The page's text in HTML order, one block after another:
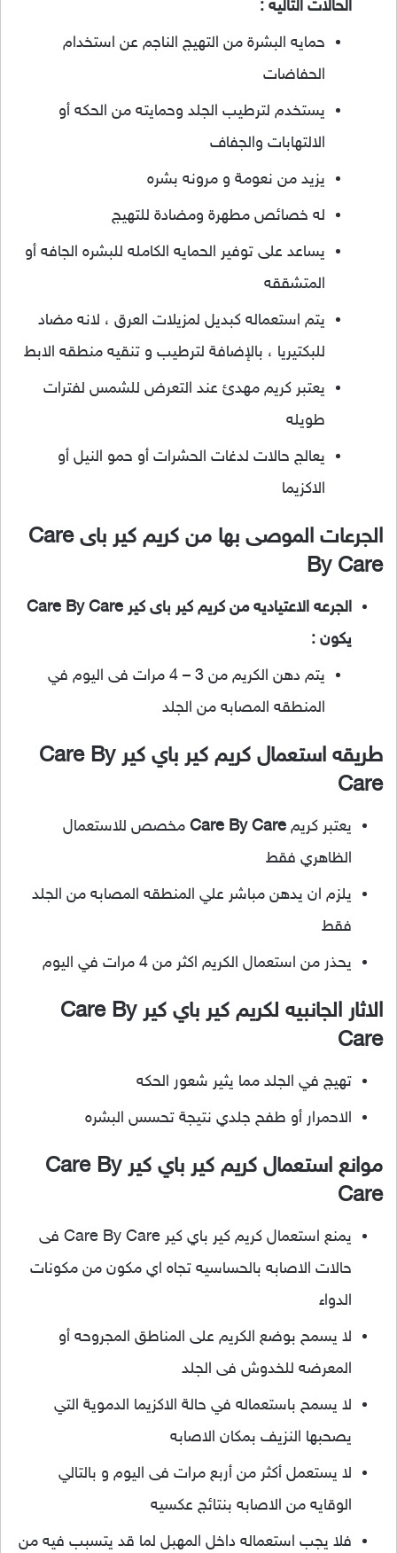
الحالات التاليه :
حمايه البشرة من التهيج الناجم عن استخدام
الحفاضات
يستخدم لترطيب الجلد وحمايته من الحكه أو
الالتهابات والجفاف
يزيد من نعومة و مرونه بشره
له خصائص مطهرة ومضادة للتهيج
يساعد على توفير الحمايه الكامله للبشره الجافه أو
المتشققه
يتم استعماله كبديل لمزيلات العرق ، لانه مضاد
للبكتيريا ، بالإضافة لترطيب و تنقيه منطقه الابط
يعتبر كريم مهدئ عند التعرض للشمس لفترات
طويله
يعالج حالات لدغات الحشرات أو حمو النيل أو
الاكزيما
الجرعات الموصى بها من كريم
كير باى Care
By Care
الجرعه الاعتياديه من كريم كير باى كير Care By Care
يكون :
يتم دهن الكريم من 3 – 4 مرات فى اليوم في
المنطقه المصابه من الجلد
طريقه استعمال كريم كير باي كير Care By
Care
يعتبر كريم Care By Care مخصص للاستعمال
الظاهري فقط
يلزم ان يدهن مباشر علي المنطقه المصابه من الجلد
فقط
يحذر من استعمال الكريم اكثر من 4 مرات في اليوم
الاثار الجانبيه لكريم كير باي كير Care By
Care
تهيج في الجلد مما يثير شعور الحكه
الاحمرار أو طفح جلدي نتيجة تحسس البشره
موانع استعمال كريم كير باي كير Care By
Care
يمنع استعمال كريم كير باي كير Care By Care فى
حالات الاصابه بالحساسيه تجاه اي مكون من مكونات
الدواء
لا يسمح بوضع الكريم على المناطق المجروحه أو
المعرضه للخدوش فى الجلد
لا يسمح باستعماله في حالة الاكزيما الدموية التي
يصحبها النزيف بمكان الاصابه
لا يستعمل أكثر من أربع مرات فى اليوم و بالتالي
الوقايه من الاصابه بنتائج عكسيه
فلا يجب استعماله داخل المهبل لما قد يتسبب فيه من